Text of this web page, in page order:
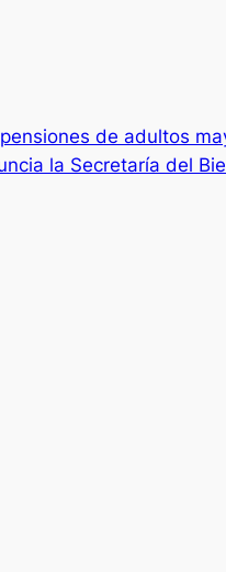
de adultos
la Secretaría del